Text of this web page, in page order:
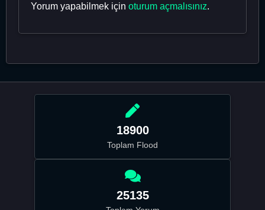
Yorum yapabilmek için oturum açmalısınız.
18900
Toplam Flood
25135